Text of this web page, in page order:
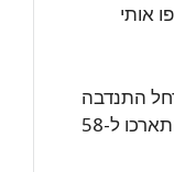
אותי
התנדבה
לעזור לי במשך כמה ימים. הם התארכו ל-58